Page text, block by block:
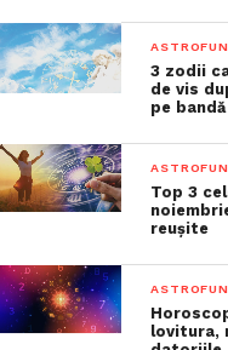
ASTROFUN
3 zodii
de vis
pe
ASTROFUN
Top 3
reușite
ASTROFUN
lovitura,